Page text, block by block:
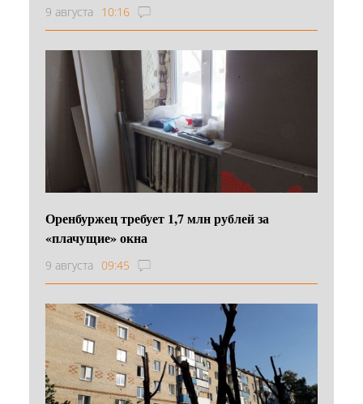
9 августа 10:16
Оренбуржец требует 1,7 млн рублей за
«плачущие» окна
9 августа 09:45